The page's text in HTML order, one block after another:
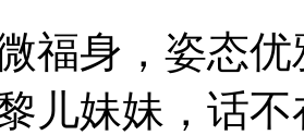
福身，姿态
儿妹妹，话